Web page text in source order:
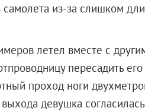
самолета из-за слишком
летел вместе с
пересадить
проход ноги
девушка